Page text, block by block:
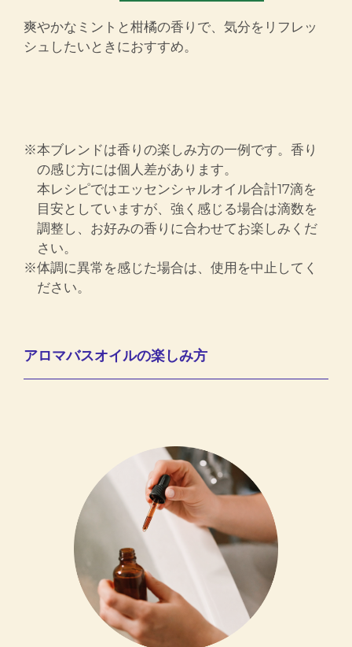
爽やかなミントと柑橘の香りで、気分をリフレッ
シュしたいときにおすすめ。
※本ブレンドは香りの楽しみ方の一例です。香り
の感じ方には個人差があります。
本レシピではエッセンシャルオイル合計17滴を
目安としていますが、強く感じる場合は滴数を
調整し、お好みの香りに合わせてお楽しみくだ
さい。
※体調に異常を感じた場合は、使用を中止してく
ださい。
アロマバスオイルの楽しみ方